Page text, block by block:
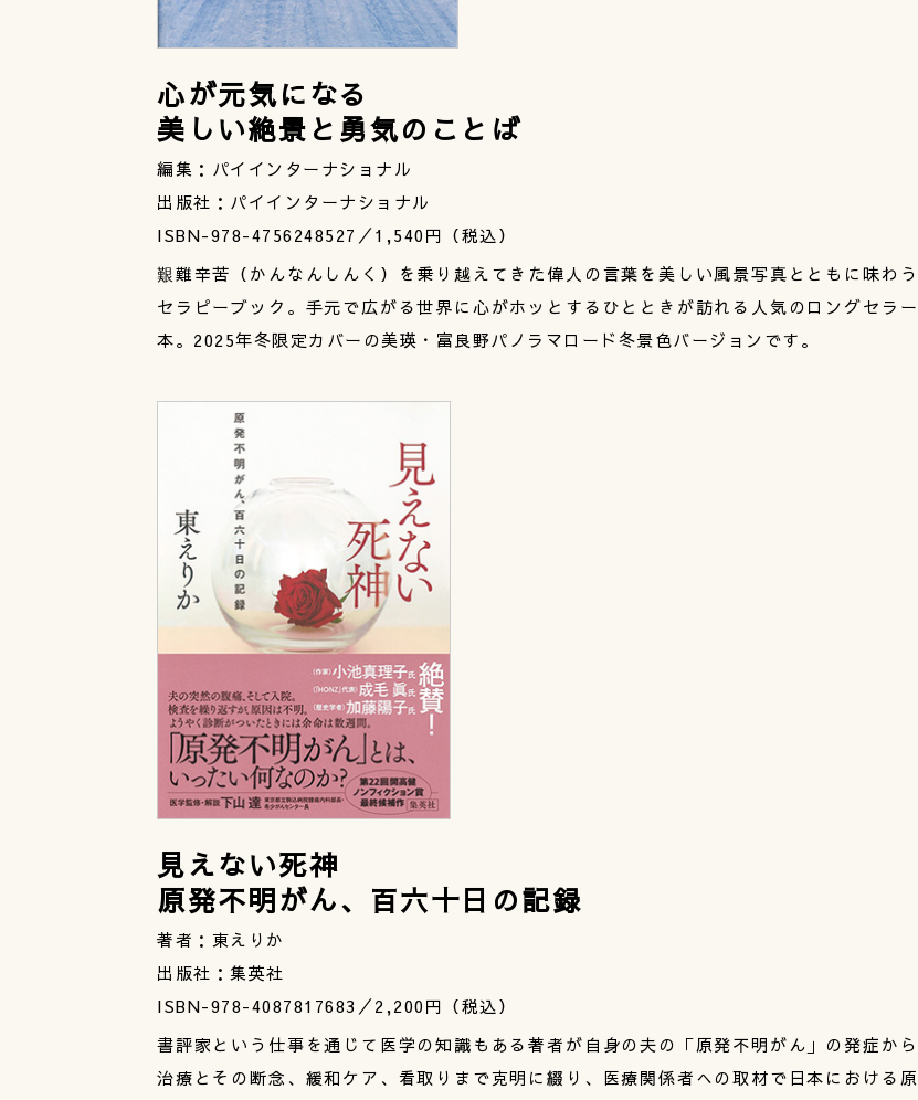
心が元気になる
美しい絶景と勇気のことば
編集：パイインターナショナル
出版社：パイインターナショナル
ISBN-978-4756248527／1,540円（税込）
艱難辛苦（かんなんしんく）を乗り越えてきた偉人の言葉を美しい風景写真とともに味わう
セラピーブック。手元で広がる世界に心がホッとするひとときが訪れる人気のロングセラー
本。2025年冬限定カバーの美瑛・富良野パノラマロード冬景色バージョンです。
見えない死神
原発不明がん、百六十日の記録
著者：東えりか
出版社：集英社
ISBN-978-4087817683／2,200円（税込）
書評家という仕事を通じて医学の知識もある著者が自身の夫の「原発不明がん」の発症から
治療とその断念、緩和ケア、看取りまで克明に綴り、医療関係者への取材で日本における原